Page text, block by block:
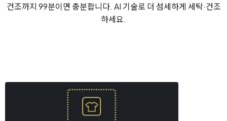
건조까지 99분이면 충분합니다. AI 기술로 더 섬세하게 세탁·건조
하세요.